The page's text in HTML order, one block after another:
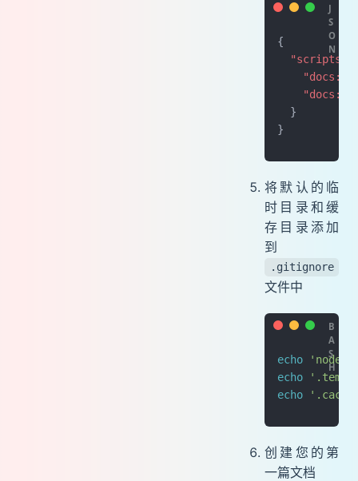
{
  "scripts"
  }
}
将默认的临
时目录和缓
存目录添加
到
.gitignore
文件中
echo
echo '.temp'
echo
创建您的第
一篇文档